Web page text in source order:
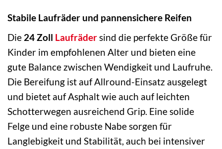
Stabile Laufräder und pannensichere Reifen
Die 24 Zoll Laufrädersind die perfekte Größe für
Kinder im empfohlenen Alter und bieten eine
gute Balance zwischen Wendigkeit und Laufruhe.
Die Bereifung ist auf Allround-Einsatz ausgelegt
und bietet auf Asphalt wie auch auf leichten
Schotterwegen ausreichend Grip. Eine solide
Felge und eine robuste Nabe sorgen für
Langlebigkeit und Stabilität, auch bei intensiver